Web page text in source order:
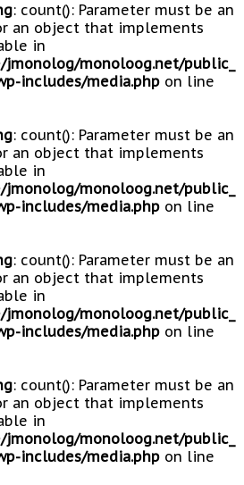
: count(): Parameter must be an
an object that implements
in
jmonolog/monoloog.net/public_
includes/media.php on line
: count(): Parameter must be an
an object that implements
in
jmonolog/monoloog.net/public_
includes/media.php on line
: count(): Parameter must be an
an object that implements
in
jmonolog/monoloog.net/public_
includes/media.php on line
: count(): Parameter must be an
an object that implements
in
jmonolog/monoloog.net/public_
includes/media.php on line